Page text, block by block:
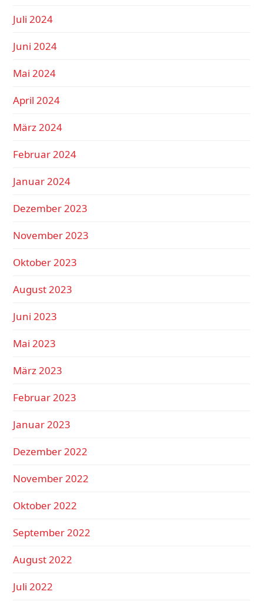
Juli 2024
Juni 2024
Mai 2024
April 2024
März 2024
Februar 2024
Januar 2024
Dezember 2023
November 2023
Oktober 2023
August 2023
Juni 2023
Mai 2023
März 2023
Februar 2023
Januar 2023
Dezember 2022
November 2022
Oktober 2022
September 2022
August 2022
Juli 2022